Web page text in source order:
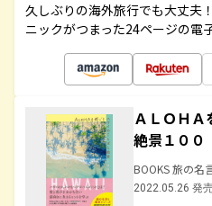
久しぶりの海外旅行でも大丈夫
ニックがつまった24ページの電
ＡＬＯＨＡ
絶景１００
BOOKS 旅の名
2022.05.26 発